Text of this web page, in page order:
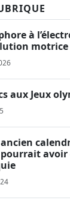
à
aux Jeux
avoir